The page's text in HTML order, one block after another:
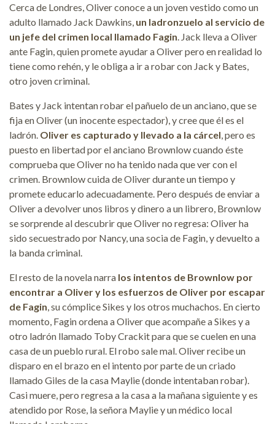
Cerca de Londres, Oliver conoce a un joven vestido como un
adulto llamado Jack Dawkins, un ladronzuelo al servicio de
un jefe del crimen local llamado Fagin . Jack lleva a Oliver
ante Fagin, quien promete ayudar a Oliver pero en realidad lo
tiene como rehén, y le obliga a ir a robar con Jack y Bates,
otro joven criminal.
Bates y Jack intentan robar el pañuelo de un anciano, que se
fija en Oliver (un inocente espectador), y cree que él es el
ladrón. Oliver es capturado y llevado a la cárcel , pero es
puesto en libertad por el anciano Brownlow cuando éste
comprueba que Oliver no ha tenido nada que ver con el
crimen. Brownlow cuida de Oliver durante un tiempo y
promete educarlo adecuadamente. Pero después de enviar a
Oliver a devolver unos libros y dinero a un librero, Brownlow
se sorprende al descubrir que Oliver no regresa: Oliver ha
sido secuestrado por Nancy, una socia de Fagin, y devuelto a
la banda criminal.
El resto de la novela narra los intentos de Brownlow por
encontrar a Oliver y los esfuerzos de Oliver por escapar
de Fagin , su cómplice Sikes y los otros muchachos. En cierto
momento, Fagin ordena a Oliver que acompañe a Sikes y a
otro ladrón llamado Toby Crackit para que se cuelen en una
casa de un pueblo rural. El robo sale mal. Oliver recibe un
disparo en el brazo en el intento por parte de un criado
llamado Giles de la casa Maylie (donde intentaban robar).
Casi muere, pero regresa a la casa a la mañana siguiente y es
atendido por Rose, la señora Maylie y un médico local